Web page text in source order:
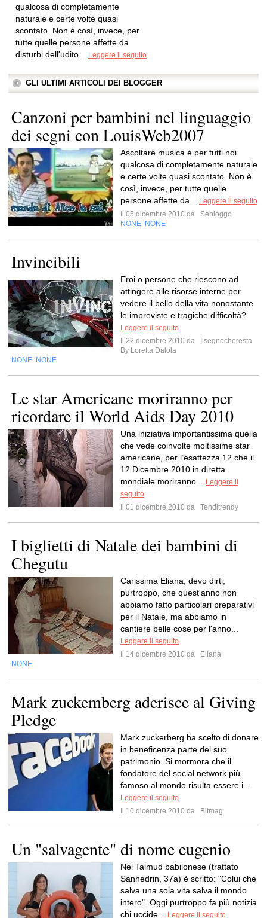
qualcosa di completamente
naturale e certe volte quasi
scontato. Non è così, invece, per
tutte quelle persone affette da
disturbi dell'udito...
Leggere il seguito
GLI ULTIMI ARTICOLI DEI BLOGGER
Canzoni per bambini nel linguaggio
dei segni con LouisWeb2007
Ascoltare musica è per tutti noi
qualcosa di completamente naturale
e certe volte quasi scontato. Non è
così, invece, per tutte quelle
persone affette da...
Leggere il seguito
Il 05 dicembre 2010 da
Sebloggo
NONE NONE
Invincibili
Eroi o persone che riescono ad
attingere alle risorse interne per
vedere il bello della vita nonostante
le impreviste e tragiche difficoltà?
Leggere il seguito
Il 22 dicembre 2010 da
Ilsegnocheresta
By Loretta Dalola
NONE NONE
Le star Americane moriranno per
ricordare il World Aids Day 2010
Una iniziativa importantissima quella
che vede coinvolte moltissime star
americane, per l’esattezza 12 che il
12 Dicembre 2010 in diretta
mondiale moriranno...
Leggere il
seguito
Il 01 dicembre 2010 da
Tenditrendy
I biglietti di Natale dei bambini di
Chegutu
Carissima Eliana, devo dirti,
purtroppo, che quest'anno non
abbiamo fatto particolari preparativi
per il Natale, ma abbiamo in
cantiere belle cose per l'anno...
Leggere il seguito
Il 14 dicembre 2010 da
Eliana
NONE
Mark zuckemberg aderisce al Giving
Pledge
Mark zuckerberg ha scelto di donare
in beneficenza parte del suo
patrimonio. Si mormora che il
fondatore del social network più
famoso al mondo risulta essere i...
Leggere il seguito
Il 10 dicembre 2010 da
Bitmag
Un "salvagente" di nome eugenio
Nel Talmud babilonese (trattato
Sanhedrin, 37a) è scritto: "Colui che
salva una sola vita salva il mondo
intero". Oggi purtroppo fa più notizia
chi uccide...
Leggere il seguito